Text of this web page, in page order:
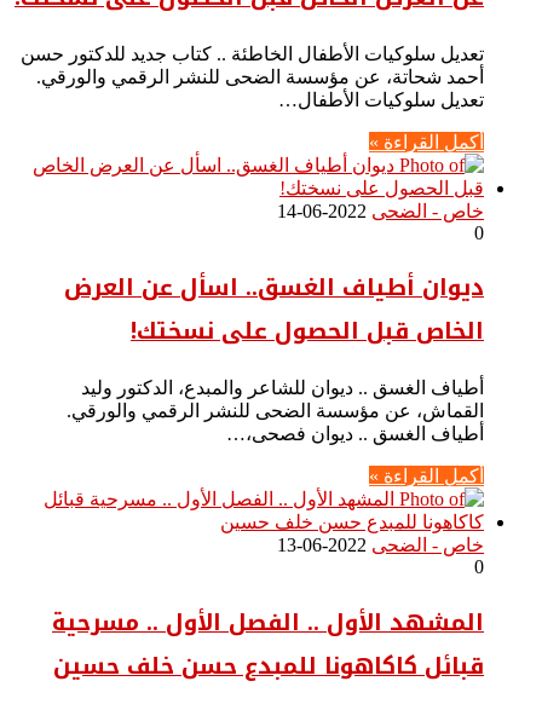
تعديل سلوكيات الأطفال الخاطئة .. كتاب جديد للدكتور حسن
أحمد شحاتة، عن مؤسسة الضحى للنشر الرقمي والورقي.
تعديل سلوكيات الأطفال…
أكمل القراءة »
خاص - الضحى 2022-06-14
0
ديوان أطياف الغسق.. اسأل عن العرض
الخاص قبل الحصول على نسختك!
أطياف الغسق .. ديوان للشاعر والمبدع، الدكتور وليد
القماش، عن مؤسسة الضحى للنشر الرقمي والورقي.
أطياف الغسق .. ديوان فصحى،…
أكمل القراءة »
خاص - الضحى 2022-06-13
0
المشهد الأول .. الفصل الأول .. مسرحية
قبائل كاكاهونا للمبدع حسن خلف حسين